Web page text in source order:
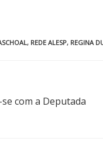
, REDE ALESP, REGINA
com a Deputada